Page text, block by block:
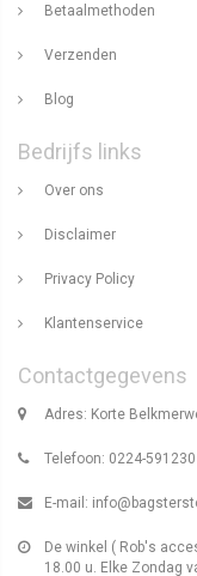
Betaalmethoden
Verzenden
Blog
Bedrijfs links
Over ons
Disclaimer
Privacy Policy
Klantenservice
Contactgegevens
Adres: Korte
Telefoon: 0224-591230
E-mail:
De winkel ( Rob's
18.00 u. Elke Zondag